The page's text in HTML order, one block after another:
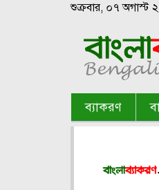
শুক্রবার, ০৭ অগাস্ট
ব্যাকরণ